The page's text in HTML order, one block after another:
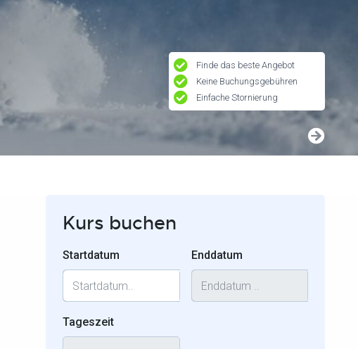
Finde das beste Angebot
Keine Buchungsgebühren
Einfache Stornierung
Kurs buchen
Startdatum Enddatum
Tageszeit